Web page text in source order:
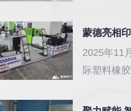
解决方案
2025年11
际塑料橡
心举行。